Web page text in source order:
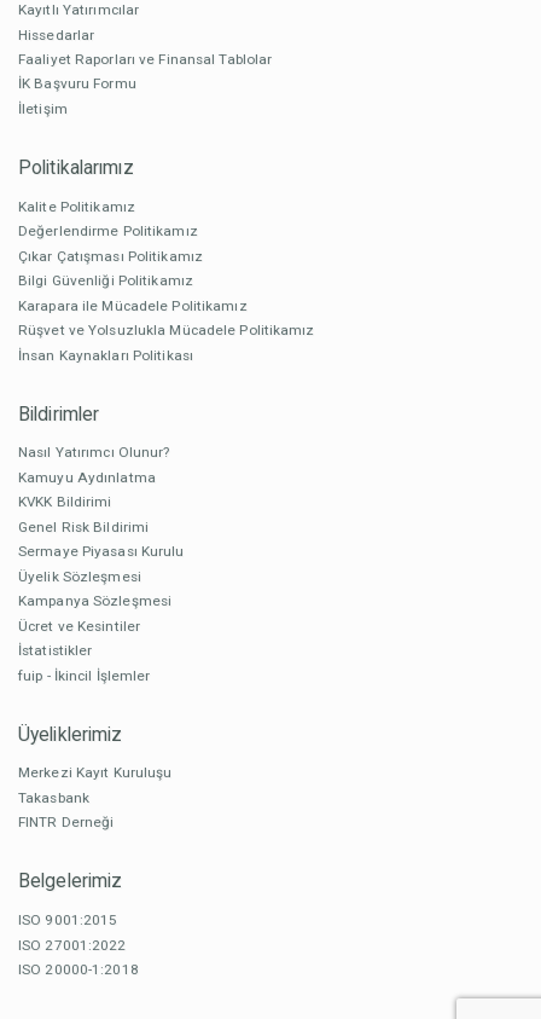
Kayıtlı Yatırımcılar
Hissedarlar
Faaliyet Raporları ve Finansal Tablolar
İK Başvuru Formu
İletişim
Politikalarımız
Kalite Politikamız
Değerlendirme Politikamız
Çıkar Çatışması Politikamız
Bilgi Güvenliği Politikamız
Karapara ile Mücadele Politikamız
Rüşvet ve Yolsuzlukla Mücadele Politikamız
İnsan Kaynakları Politikası
Bildirimler
Nasıl Yatırımcı Olunur?
Kamuyu Aydınlatma
KVKK Bildirimi
Genel Risk Bildirimi
Sermaye Piyasası Kurulu
Üyelik Sözleşmesi
Kampanya Sözleşmesi
Ücret ve Kesintiler
İstatistikler
fuip - İkincil İşlemler
Üyeliklerimiz
Merkezi Kayıt Kuruluşu
Takasbank
FINTR Derneği
Belgelerimiz
ISO 9001:2015
ISO 27001:2022
ISO 20000-1:2018